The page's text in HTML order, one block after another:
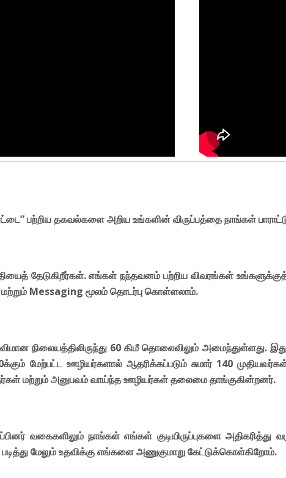
பற்றிய தகவல்களை அறிய உங்களின் விருப்பத்தை நாங்கள்
தேடுகிறீர்கள். எங்கள் நந்தவனம் பற்றிய விவரங்கள்
Messaging மூலம் தொடர்பு கொள்ளலாம்.
நிலையத்திலிருந்து 60 கிமீ தொலைவிலும் அமைந்துள்ளது.
மேற்பட்ட ஊழியர்களால் ஆதரிக்கப்படும் சுமார் 140
மற்றும் அனுபவம் வாய்ந்த ஊழியர்கள் தலைமை தாங்குகின்றனர்.
வகைகளிலும் நாங்கள் எங்கள் குடியிருப்புகளை அதிகரித்து
மேலும் உதவிக்கு எங்களை அணுகுமாறு கேட்டுக்கொள்கிறோம்.